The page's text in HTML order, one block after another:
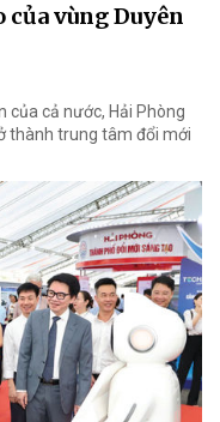
vùng Duyên
cả nước, Hải Phòng
thành trung tâm đổi mới